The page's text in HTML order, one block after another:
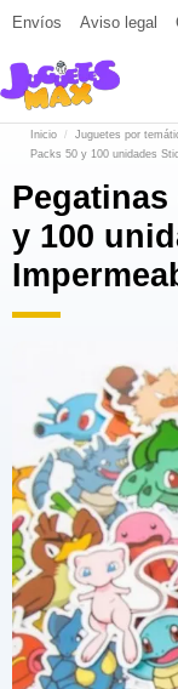
Envíos Aviso legal
Inicio Juguetes por
Packs 50 y 100 unidades
Pegatinas
y 100